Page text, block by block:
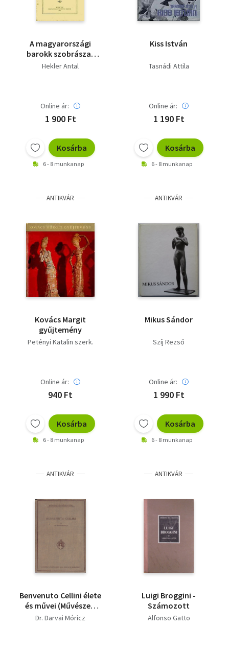
A magyarországi
barokk szobrászat
európai helyzete
Hekler Antal
Online ár:
1 900 Ft
Kosárba
6 - 8 munkanap
Kiss István
Tasnádi Attila
Online ár:
1 190 Ft
Kosárba
6 - 8 munkanap
ANTIKVÁR
Kovács Margit
gyűjtemény
Petényi Katalin szerk.
Online ár:
940 Ft
Kosárba
6 - 8 munkanap
ANTIKVÁR
Mikus Sándor
Szíj Rezső
Online ár:
1 990 Ft
Kosárba
6 - 8 munkanap
ANTIKVÁR
Benvenuto Cellini élete
és művei (Művészeti
Könyvtár)
Dr. Darvai Móricz
ANTIKVÁR
Luigi Broggini -
Számozott
Alfonso Gatto